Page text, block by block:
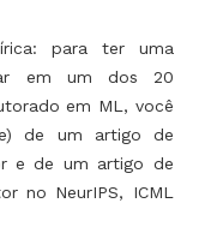
para ter uma
em um dos 20
em ML, você
de um artigo de
e de um artigo de
no NeurIPS, ICML